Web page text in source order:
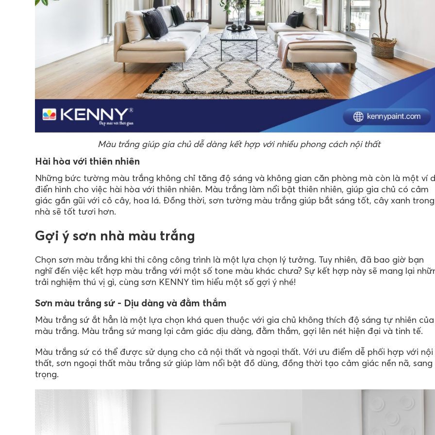
Màu trắng giúp gia chủ dễ dàng kết hợp với nhiều phong cách nội thất
Hài hòa với thiên nhiên
Những bức tường màu trắng không chỉ tăng độ sáng và không gian căn phòng mà còn là một ví
điển hình cho việc hài hòa với thiên nhiên. Màu trắng làm nổi bật thiên nhiên, giúp gia chủ có cảm
giác gần gũi với cỏ cây, hoa lá. Đồng thời, sơn tường màu trắng giúp bắt sáng tốt, cây xanh trong
nhà sẽ tốt tươi hơn.
Gợi ý sơn nhà màu trắng
Chọn sơn màu trắng khi thi công công trình là một lựa chọn lý tưởng. Tuy nhiên, đã bao giờ bạn
nghĩ đến việc kết hợp màu trắng với một số tone màu khác chưa? Sự kết hợp này sẽ mang lại
trải nghiệm thú vị gì, cùng sơn KENNY tìm hiểu một số gợi ý nhé!
Sơn màu trắng sứ - Dịu dàng và đằm thắm
Màu trắng sứ ắt hẳn là một lựa chọn khá quen thuộc với gia chủ không thích độ sáng tự nhiên của
màu trắng. Màu trắng sứ mang lại cảm giác dịu dàng, đằm thắm, gợi lên nét hiện đại và tinh tế.
Màu trắng sứ có thể được sử dụng cho cả nội thất và ngoại thất. Với ưu điểm dễ phối hợp với nội
thất, sơn ngoại thất màu trắng sứ giúp làm nổi bật đồ dùng, đồng thời tạo cảm giác nền nã, sang
trọng.